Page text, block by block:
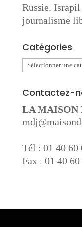
Russie.
journalisme
Catégories
Catégories
Contactez-
LA MAISON
Tél : 01 40 60
Fax : 01 40 60